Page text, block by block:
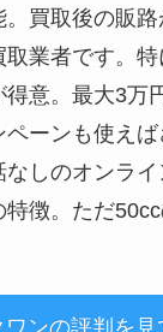
。買取後の販
業者です。
得意。最大3万
ーンも使え
しのオンラ
徴。ただ
ワンの評判を見